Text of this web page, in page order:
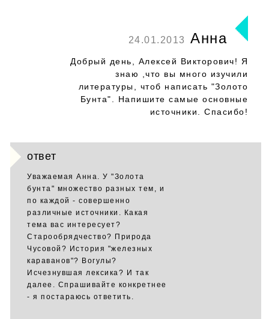
24.01.2013 Анна
Добрый день, Алексей Викторович! Я
знаю ,что вы много изучили
литературы, чтоб написать "Золото
Бунта". Напишите самые основные
источники. Спасибо!
ответ
Уважаемая Анна. У "Золота
бунта" множество разных тем, и
по каждой - совершенно
различные источники. Какая
тема вас интересует?
Старообрядчество? Природа
Чусовой? История "железных
караванов"? Вогулы?
Исчезнувшая лексика? И так
далее. Спрашивайте конкретнее
- я постараюсь ответить.